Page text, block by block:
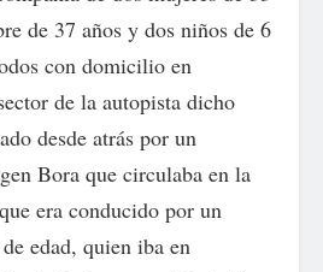
de 37 años y dos niños de 6
con domicilio en
de la autopista dicho
desde atrás por un
Bora que circulaba en la
era conducido por un
edad, quien iba en